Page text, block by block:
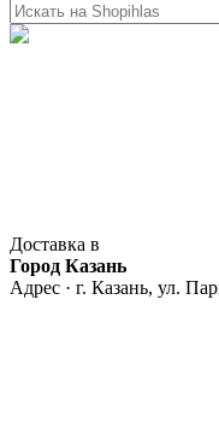
Доставка в
Город Казань
Адрес · г. Казань, ул.